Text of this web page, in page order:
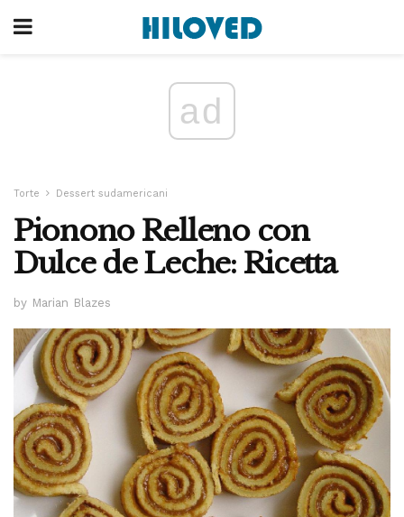
ad
Torte Dessert sudamericani
Pionono Relleno con
Dulce de Leche: Ricetta
by Marian Blazes